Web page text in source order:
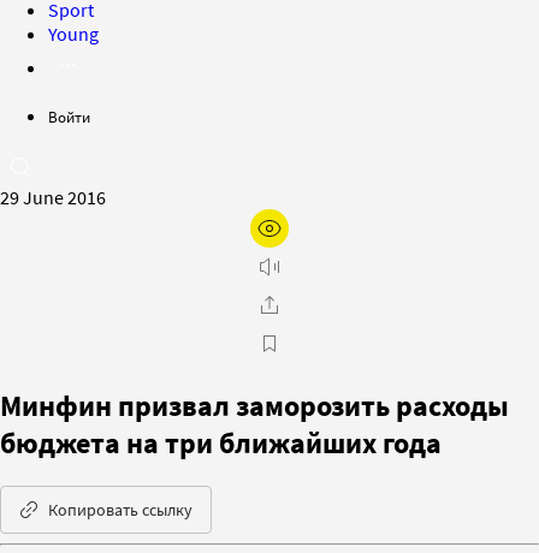
Sport
Young
Войти
29 June 2016
Минфин призвал заморозить расходы
бюджета на три ближайших года
Копировать ссылку